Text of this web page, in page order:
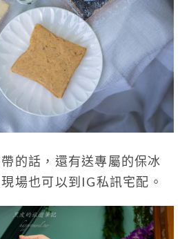
的話，還有送專屬的保冰
場也可以到IG私訊宅配。